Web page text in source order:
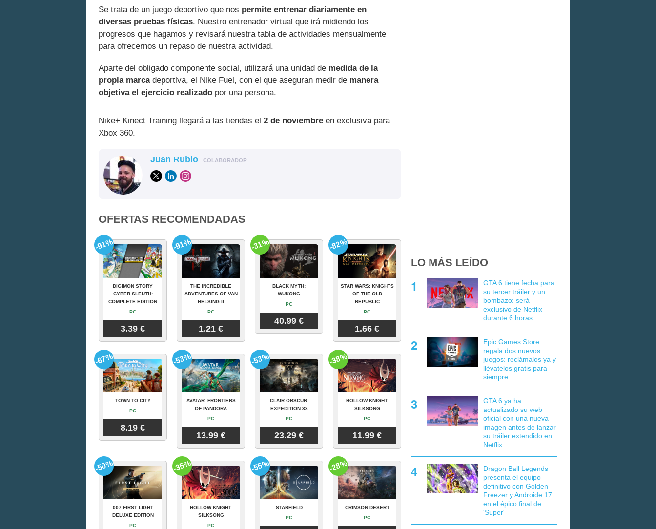
Se trata de un juego deportivo que nos permite entrenar diariamente en
diversas pruebas físicas. Nuestro entrenador virtual que irá midiendo los
progresos que hagamos y revisará nuestra tabla de actividades mensualmente
para ofrecernos un repaso de nuestra actividad.
Aparte del obligado componente social, utilizará una unidad de medida de la
propia marcadeportiva, el Nike Fuel, con el que aseguran medir de manera
objetiva el ejercicio realizado por una persona.
Nike+ Kinect Training llegará a las tiendas el 2 de noviembre en exclusiva para
Xbox 360.
Juan Rubio COLABORADOR
OFERTAS RECOMENDADAS
DIGIMON STORY
CYBER SLEUTH:
COMPLETE EDITION
PC
3.39 €
-91%
THE INCREDIBLE
ADVENTURES OF VAN
HELSING II
PC
1.21 €
-91%
BLACK MYTH:
WUKONG
PC
40.99 €
-31%
STAR WARS: KNIGHTS
OF THE OLD
REPUBLIC
PC
1.66 €
-82%
TOWN TO CITY
PC
8.19 €
-67%
AVATAR: FRONTIERS
OF PANDORA
PC
13.99 €
-53%
CLAIR OBSCUR:
EXPEDITION 33
PC
23.29 €
-53%
HOLLOW KNIGHT:
SILKSONG
PC
11.99 €
-38%
007 FIRST LIGHT
DELUXE EDITION
PC
-50%
HOLLOW KNIGHT:
SILKSONG
PC
-35%
STARFIELD
PC
-55%
CRIMSON DESERT
PC
-28%
LO MÁS LEÍDO
GTA 6 tiene fecha para
su tercer tráiler y un
bombazo: será
exclusivo de Netflix
durante 6 horas
Epic Games Store
regala dos nuevos
juegos: reclámalos ya y
llévatelos gratis para
siempre
GTA 6 ya ha
actualizado su web
oficial con una nueva
imagen antes de lanzar
su tráiler extendido en
Netflix
Dragon Ball Legends
presenta el equipo
definitivo con Golden
Freezer y Androide 17
en el épico final de
'Super'